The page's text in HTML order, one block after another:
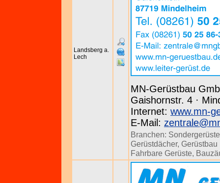
Landsberg a.
Lech
MN-Gerüstbau
Gaishornstr. 4 ·
Internet: www.mn-
E-Mail:
Branchen: Sondergerüste
Gerüstdächer, Gerüstbau
Fahrbare Gerüste,